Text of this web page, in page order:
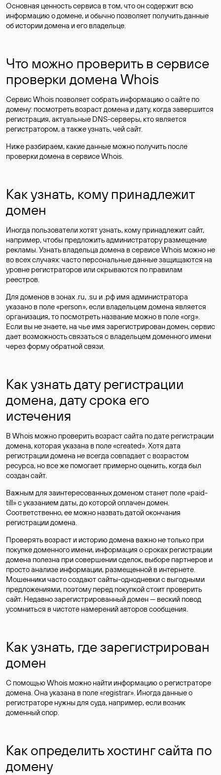
Основная ценность сервиса в том, что он содержит всю
информацию о домене, и обычно позволяет получить данные
об истории домена и его владельце.
Что можно проверить в сервисе
проверки домена Whois
Сервис Whois позволяет собрать информацию о сайте по
домену: посмотреть возраст домена и дату, когда завершится
регистрация, актуальные DNS-серверы, кто является
регистратором, а также узнать, чей сайт.
Ниже разбираем, какие данные можно получить после
проверки домена в сервисе Whois.
Как узнать, кому принадлежит
домен
Иногда пользователи хотят узнать, кому принадлежит сайт,
например, чтобы предложить администратору размещение
рекламы. Узнать владельца домена в сервисе Whois можно не
во всех случаях: часто персональные данныезащищаются на
уровне регистраторов или скрываются по правилам
реестров.
Для доменов в зонах .ru, .su и .рф имя администратора
указано в поле «person», если владельцем домена является
организация, то посмотреть название можно в поле «org».
Если вы не знаете, на чье имя зарегистрирован домен, сервис
дает возможность связаться с владельцем доменного имени
через форму обратной связи.
Как узнать дату регистрации
домена, дату срока его
истечения
В Whois можно проверить возраст сайта по дате регистрации
домена, которая указана в поле «created». Хотя дата
регистрации домена не всегда совпадает с возрастом
ресурса, но все же помогает примерно оценить, когда был
создан сайт.
Важным для заинтересованных доменом станет поле «paid-
till» с указанием даты, до которой оплачен домен.
Соответственно, ее можно назвать датой окончания
регистрации домена.
Проверять возраст и историю домена важно не только при
покупке доменного имени, информация о сроках регистрации
домена полезна при совершении сделок, выборе партнеров и
просто анализе информации, размещенной в интернете.
Мошенники часто создают сайты-однодневки с выгодными
предложениями, поэтому перед покупкой стоит проверить
сайт. Недавно зарегистрированный домен — веский повод
усомниться в чистоте намерений авторов сообщения.
Как узнать, где зарегистрирован
домен
С помощью Whois можно найти информацию о регистраторе
домена. Она указана в поле «registrar». Иногда данные о
регистраторе нужны для суда, например, если возник
доменный спор.
Как определить хостинг сайта по
домену